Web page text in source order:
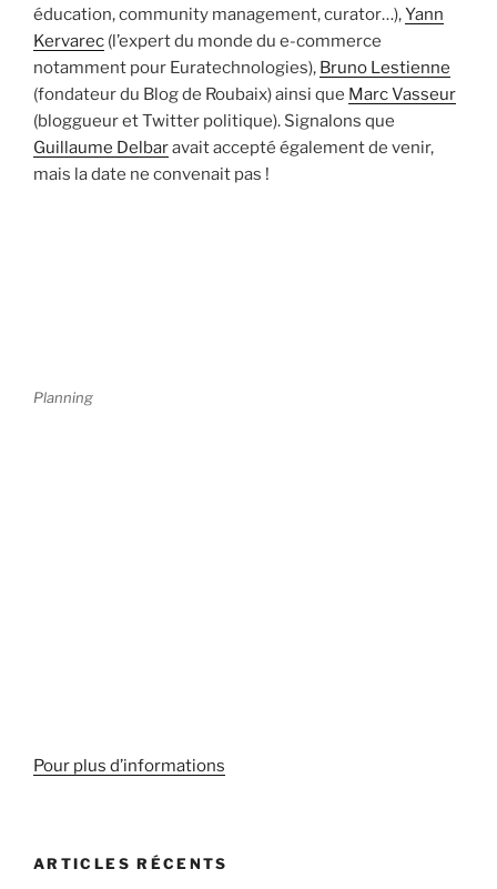
éducation, community management, curator…),Yann
Kervarec (l’expert du monde du e-commerce
notamment pour Euratechnologies), Bruno Lestienne
(fondateur du Blog de Roubaix) ainsi que Marc Vasseur
(bloggueur et Twitter politique). Signalons que
Guillaume Delbaravait accepté également de venir,
mais la date ne convenait pas !
Planning
Pour plus d’informations
ARTICLES RÉCENTS